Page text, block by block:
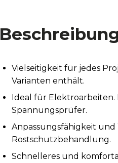
Vielseitigkeit für jedes
Varianten enthält.
Ideal für
Spannungsprüfer.
Anpassungsfähigkeit
Rostschutzbehandlung.
Schnelleres und